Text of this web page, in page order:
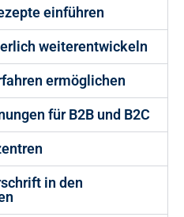
einführen
weiterentwickeln
ermöglichen
für B2B und B2C
in den